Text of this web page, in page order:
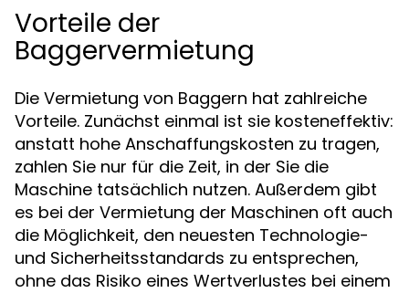
Vorteile der
Baggervermietung
Die Vermietung von Baggern hat zahlreiche
Vorteile. Zunächst einmal ist sie kosteneffektiv:
anstatt hohe Anschaffungskosten zu tragen,
zahlen Sie nur für die Zeit, in der Sie die
Maschine tatsächlich nutzen. Außerdem gibt
es bei der Vermietung der Maschinen oft auch
die Möglichkeit, den neuesten Technologie-
und Sicherheitsstandards zu entsprechen,
ohne das Risiko eines Wertverlustes bei einem